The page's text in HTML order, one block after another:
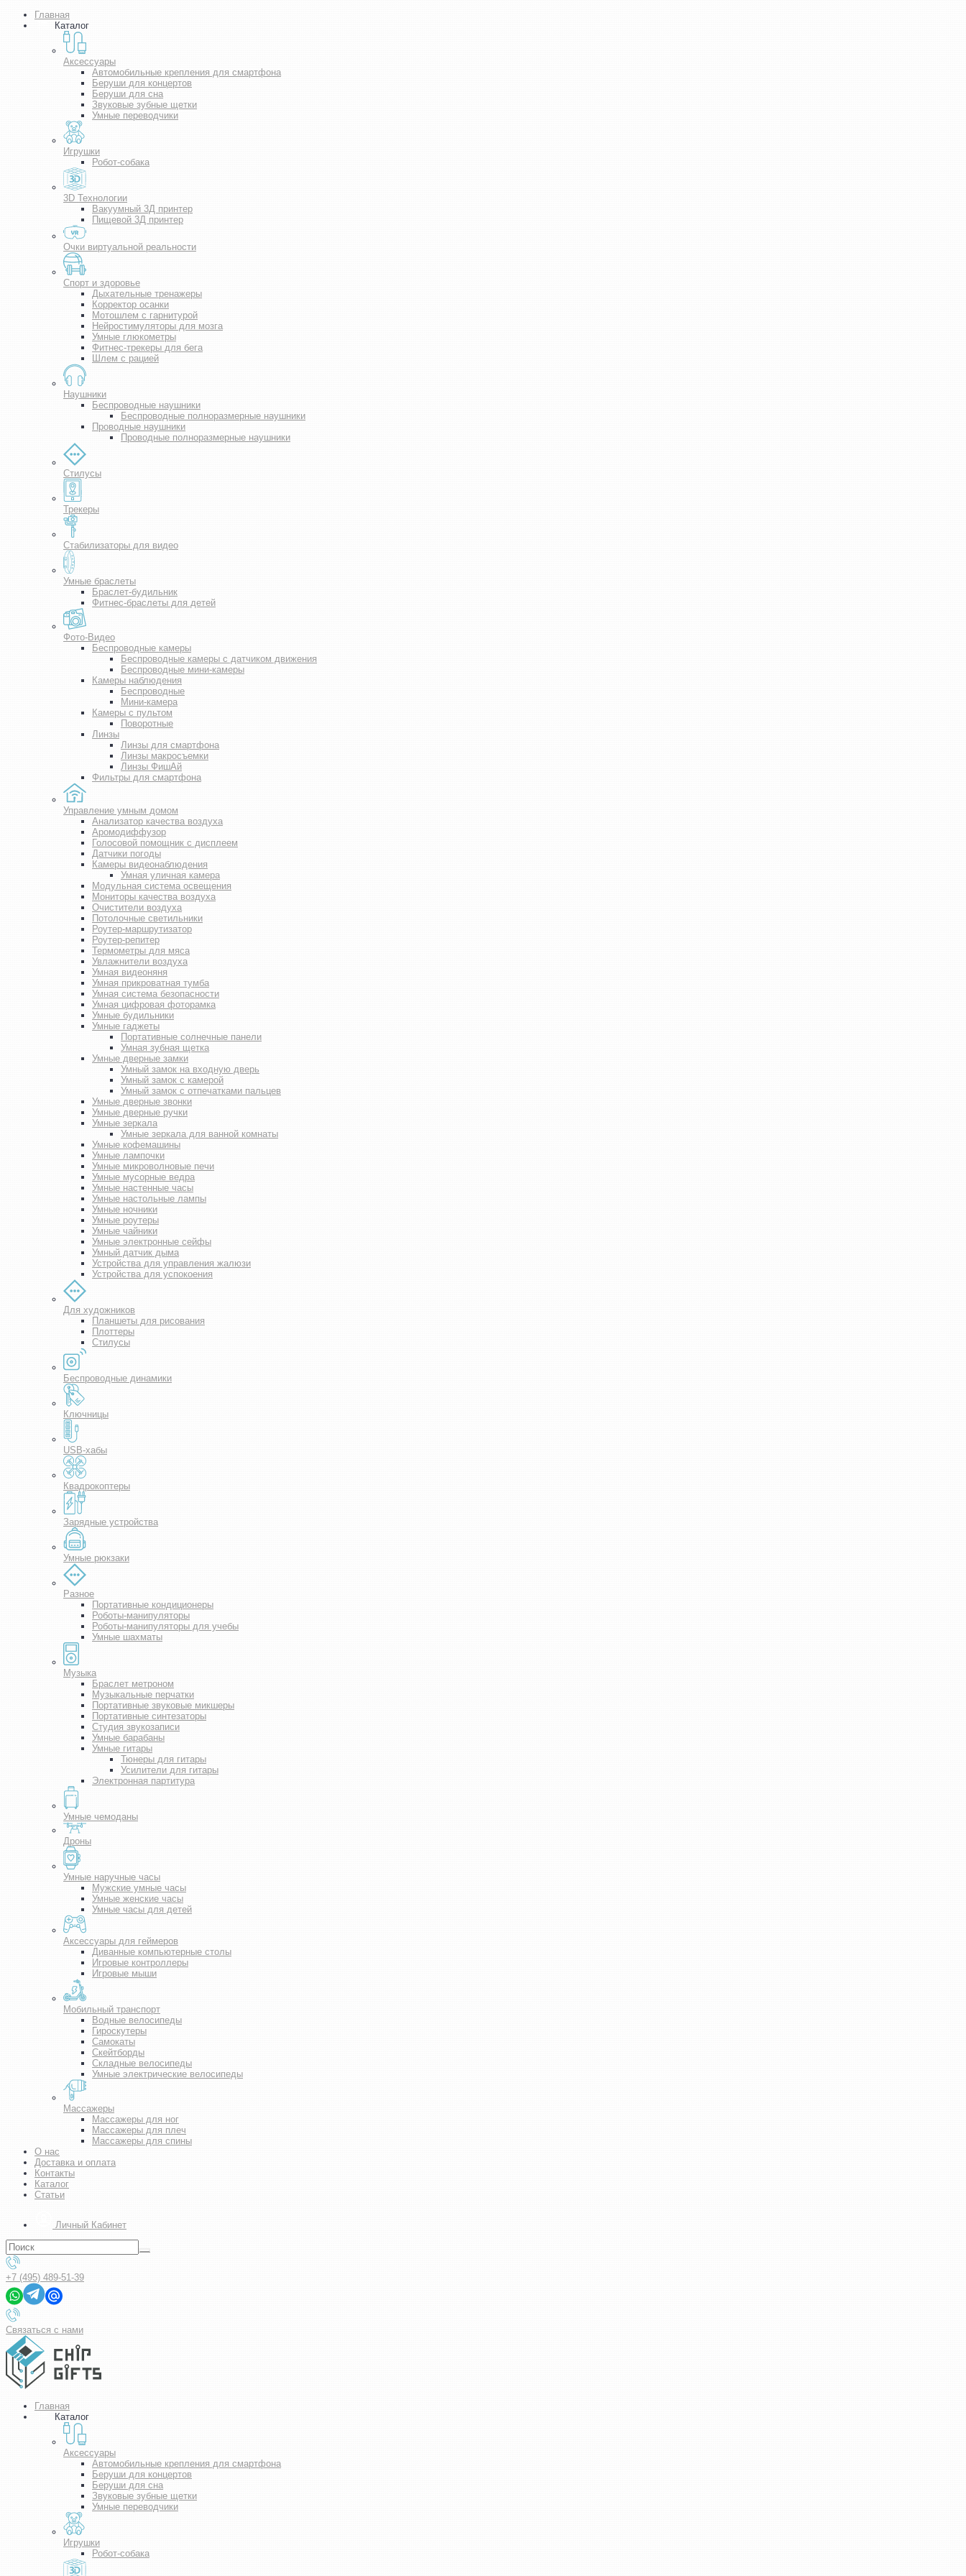
Главная
Каталог
Аксессуары
Автомобильные крепления для смартфона
Беруши для концертов
Беруши для сна
Звуковые зубные щетки
Умные переводчики
Игрушки
Робот-собака
3D Технологии
Вакуумный 3Д принтер
Пищевой 3Д принтер
Очки виртуальной реальности
Спорт и здоровье
Дыхательные тренажеры
Корректор осанки
Мотошлем с гарнитурой
Нейростимуляторы для мозга
Умные глюкометры
Фитнес-трекеры для бега
Шлем с рацией
Наушники
Беспроводные наушники
Беспроводные полноразмерные наушники
Проводные наушники
Проводные полноразмерные наушники
Стилусы
Трекеры
Стабилизаторы для видео
Умные браслеты
Браслет-будильник
Фитнес-браслеты для детей
Фото-Видео
Беспроводные камеры
Беспроводные камеры с датчиком движения
Беспроводные мини-камеры
Камеры наблюдения
Беспроводные
Мини-камера
Камеры с пультом
Поворотные
Линзы
Линзы для смартфона
Линзы макросъемки
Линзы ФишАй
Фильтры для смартфона
Управление умным домом
Анализатор качества воздуха
Аромодиффузор
Голосовой помощник с дисплеем
Датчики погоды
Камеры видеонаблюдения
Умная уличная камера
Модульная система освещения
Мониторы качества воздуха
Очистители воздуха
Потолочные светильники
Роутер-маршрутизатор
Роутер-репитер
Термометры для мяса
Увлажнители воздуха
Умная видеоняня
Умная прикроватная тумба
Умная система безопасности
Умная цифровая фоторамка
Умные будильники
Умные гаджеты
Портативные солнечные панели
Умная зубная щетка
Умные дверные замки
Умный замок на входную дверь
Умный замок с камерой
Умный замок с отпечатками пальцев
Умные дверные звонки
Умные дверные ручки
Умные зеркала
Умные зеркала для ванной комнаты
Умные кофемашины
Умные лампочки
Умные микроволновые печи
Умные мусорные ведра
Умные настенные часы
Умные настольные лампы
Умные ночники
Умные роутеры
Умные чайники
Умные электронные сейфы
Умный датчик дыма
Устройства для управления жалюзи
Устройства для успокоения
Для художников
Планшеты для рисования
Плоттеры
Стилусы
Беспроводные динамики
Ключницы
USB-хабы
Квадрокоптеры
Зарядные устройства
Умные рюкзаки
Разное
Портативные кондиционеры
Роботы-манипуляторы
Роботы-манипуляторы для учебы
Умные шахматы
Музыка
Браслет метроном
Музыкальные перчатки
Портативные звуковые микшеры
Портативные синтезаторы
Студия звукозаписи
Умные барабаны
Умные гитары
Тюнеры для гитары
Усилители для гитары
Электронная партитура
Умные чемоданы
Дроны
Умные наручные часы
Мужские умные часы
Умные женские часы
Умные часы для детей
Аксессуары для геймеров
Диванные компьютерные столы
Игровые контроллеры
Игровые мыши
Мобильный транспорт
Водные велосипеды
Гироскутеры
Самокаты
Скейтборды
Складные велосипеды
Умные электрические велосипеды
Массажеры
Массажеры для ног
Массажеры для плеч
Массажеры для спины
О нас
Доставка и оплата
Контакты
Каталог
Статьи
Личный Кабинет
+7 (495) 489-51-39
Связаться с нами
Главная
Каталог
Аксессуары
Автомобильные крепления для смартфона
Беруши для концертов
Беруши для сна
Звуковые зубные щетки
Умные переводчики
Игрушки
Робот-собака